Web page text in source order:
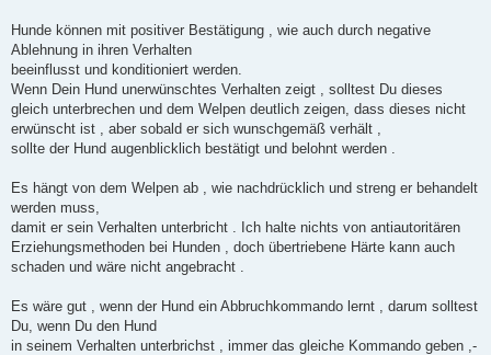
Hunde können mit positiver Bestätigung , wie auch durch negative
Ablehnung in ihren Verhalten
beeinflusst und konditioniert werden.
Wenn Dein Hund unerwünschtes Verhalten zeigt , solltest Du dieses
gleich unterbrechen und dem Welpen deutlich zeigen, dass dieses nicht
erwünscht ist , aber sobald er sich wunschgemäß verhält ,
sollte der Hund augenblicklich bestätigt und belohnt werden .
Es hängt von dem Welpen ab , wie nachdrücklich und streng er behandelt
werden muss,
damit er sein Verhalten unterbricht . Ich halte nichts von antiautoritären
Erziehungsmethoden bei Hunden , doch übertriebene Härte kann auch
schaden und wäre nicht angebracht .
Es wäre gut , wenn der Hund ein Abbruchkommando lernt , darum solltest
Du, wenn Du den Hund
in seinem Verhalten unterbrichst , immer das gleiche Kommando geben ,-